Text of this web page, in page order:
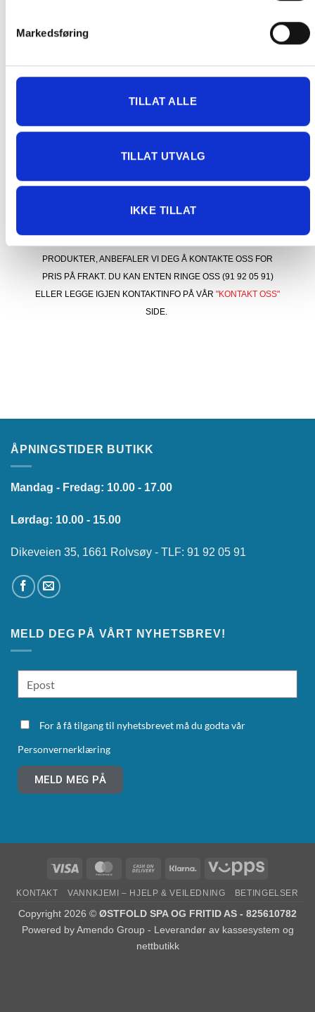
Markedsføring
TILLAT ALLE
TILLAT UTVALG
IKKE TILLAT
Før du eventuelt legger inn en ny bestilling, ber
vi deg ta kontakt med oss på 91 92 05 91
ordren er registrert, slik at du unngår å bestille
og betale to ganger.
Vi beklager ulempene dette medfører og jobber
FORSENDELSER
PRODUKTER, ANBEFALER VI DEG Å KONTAKTE OSS FOR
PRIS PÅ FRAKT. DU KAN ENTEN RINGE OSS (91 92 05 91)
ELLER LEGGE IGJEN KONTAKTINFO PÅ VÅR "KONTAKT OSS"
SIDE.
ÅPNINGSTIDER BUTIKK
Mandag - Fredag: 10.00 - 17.00
Lørdag: 10.00 - 15.00
Dikeveien 35, 1661 Rolvsøy - TLF: 91 92 05 91
MELD DEG PÅ VÅRT NYHETSBREV!
For å få tilgang til nyhetsbrevet må du godta vår
Personvernerklæring
MELD MEG PÅ
KONTAKT VANNKJEMI – HJELP & VEILEDNING BETINGELSER
Copyright 2026 © ØSTFOLD SPA OG FRITID AS - 825610782
Powered byAmendo Group - Leverandør av kassesystem og
nettbutikk